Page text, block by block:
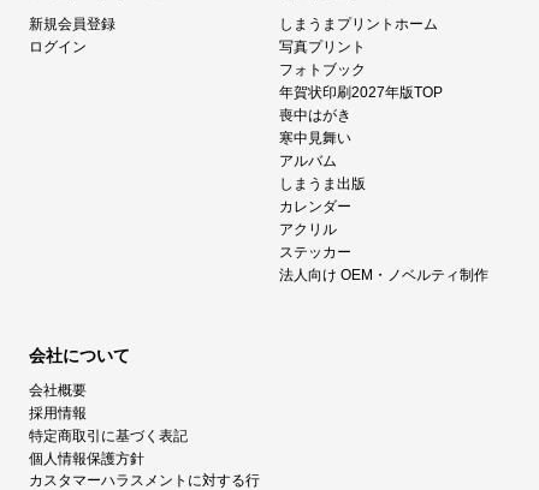
新規会員登録
ログイン
しまうまプリントホーム
写真プリント
フォトブック
年賀状印刷2027年版TOP
喪中はがき
寒中見舞い
アルバム
しまうま出版
カレンダー
アクリル
ステッカー
法人向け OEM・ノベルティ制作
会社について
会社概要
採用情報
特定商取引に基づく表記
個人情報保護方針
カスタマーハラスメントに対する行